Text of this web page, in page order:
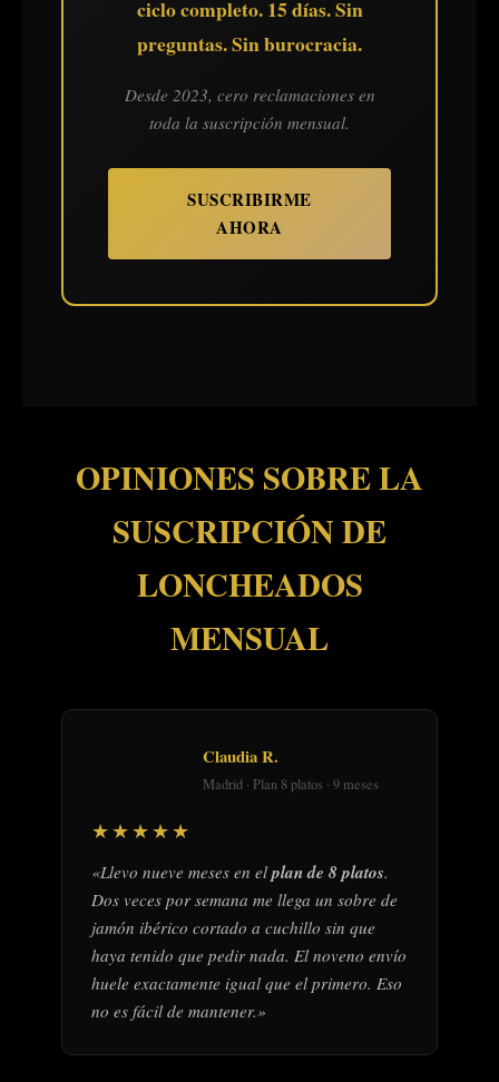
ciclo completo. 15 días. Sin
preguntas. Sin burocracia.
Desde 2023, cero reclamaciones en
toda la suscripción mensual.
SUSCRIBIRME
AHORA
OPINIONES SOBRE LA
SUSCRIPCIÓN DE
LONCHEADOS
MENSUAL
Claudia R.
Madrid · Plan 8 platos · 9 meses
★★★★★
«Llevo nueve meses en elplan de 8 platos.
Dos veces por semana me llega un sobre de
jamón ibérico cortado a cuchillo sin que
haya tenido que pedir nada. El noveno envío
huele exactamente igual que el primero. Eso
no es fácil de mantener.»